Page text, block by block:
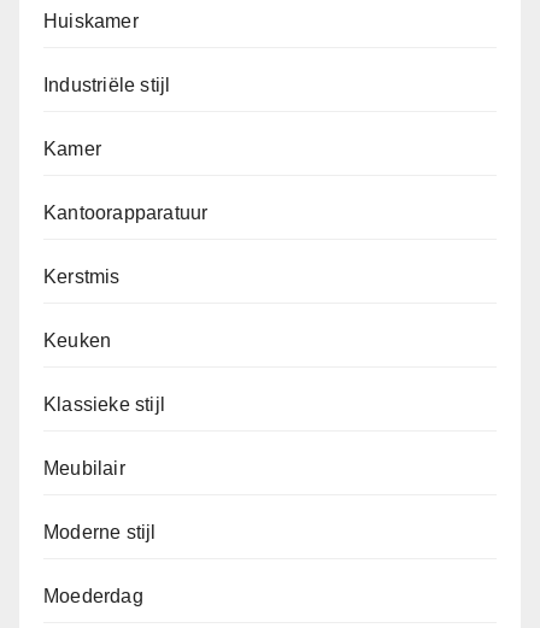
Huiskamer
Industriële stijl
Kamer
Kantoorapparatuur
Kerstmis
Keuken
Klassieke stijl
Meubilair
Moderne stijl
Moederdag